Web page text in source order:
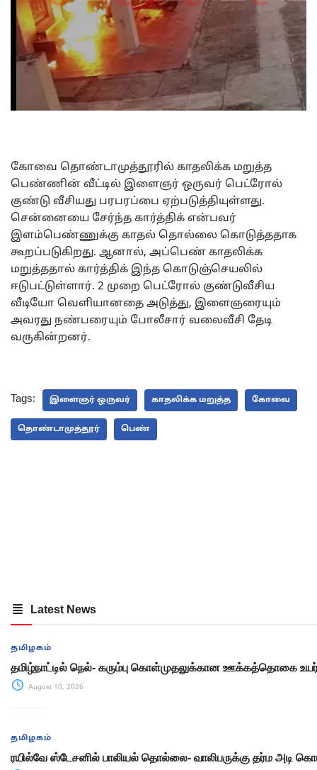
கோவை தொண்டாமுத்தூரில் காதலிக்க மறுத்த
பெண்ணின் வீட்டில் இளைஞர் ஒருவர் பெட்ரோல்
குண்டு வீசியது பரபரப்பை ஏற்படுத்தியுள்ளது.
சென்னையை சேர்ந்த கார்த்திக் என்பவர்
இளம்பெண்ணுக்கு காதல் தொல்லை கொடுத்ததாக
கூறப்படுகிறது. ஆனால், அப்பெண் காதலிக்க
மறுத்ததால் கார்த்திக் இந்த கொடுஞ்செயலில்
ஈடுபட்டுள்ளார். 2 முறை பெட்ரோல் குண்டுவீசிய
வீடியோ வெளியானதை அடுத்து, இளைஞரையும்
அவரது நண்பரையும் போலீசார் வலைவீசி தேடி
வருகின்றனர்.
Tags: இளைஞர் ஒருவர் காதலிக்க மறுத்த கோவை
தொண்டாமுத்தூர் பெண்
Latest News
தமிழகம்
தமிழ்நாட்டில் நெல்- கரும்பு கொள்முதலுக்கான ஊக்கத்தொகை
August 10, 2026
தமிழகம்
ரயில்வே ஸ்டேசனில் பாலியல் தொல்லை- வாலிபருக்கு தர்ம அடி